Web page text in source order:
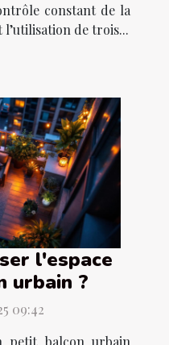
constant de la
de trois...
l'espace
urbain ?
09:42
petit balcon urbain